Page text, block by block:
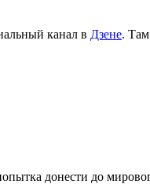
канал в Дзене. Там
донести до